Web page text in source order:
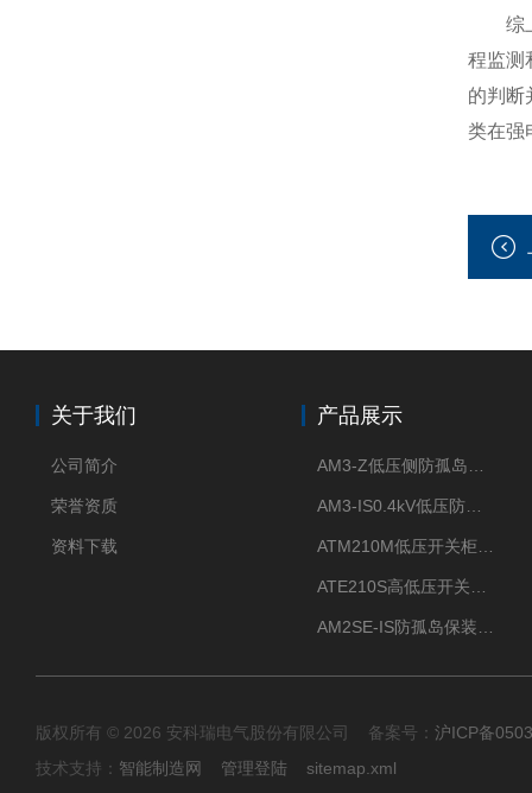
综上
程监测
的判断
类在强
关于我们
公司简介
荣誉资质
资料下载
产品展示
版权所有 © 2026 安科瑞电气股份有限公司 备案号： 沪ICP备
技术支持： 智能制造网 管理登陆 sitemap.xml